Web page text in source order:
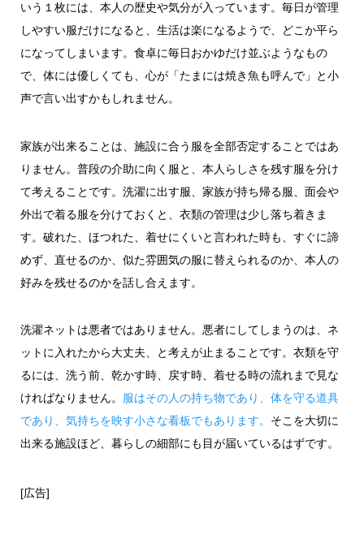
いう１枚には、本人の歴史や気分が入っています。毎日が管理
しやすい服だけになると、生活は楽になるようで、どこか平ら
になってしまいます。食卓に毎日おかゆだけ並ぶようなもの
で、体には優しくても、心が「たまには焼き魚も呼んで」と小
声で言い出すかもしれません。
家族が出来ることは、施設に合う服を全部否定することではあ
りません。普段の介助に向く服と、本人らしさを残す服を分け
て考えることです。洗濯に出す服、家族が持ち帰る服、面会や
外出で着る服を分けておくと、衣類の管理は少し落ち着きま
す。破れた、ほつれた、着せにくいと言われた時も、すぐに諦
めず、直せるのか、似た雰囲気の服に替えられるのか、本人の
好みを残せるのかを話し合えます。
洗濯ネットは悪者ではありません。悪者にしてしまうのは、ネ
ットに入れたから大丈夫、と考えが止まることです。衣類を守
るには、洗う前、乾かす時、戻す時、着せる時の流れまで見な
ければなりません。 服はその人の持ち物であり、体を守る道具
であり、気持ちを映す小さな看板でもあります。 そこを大切に
出来る施設ほど、暮らしの細部にも目が届いているはずです。
[広告]